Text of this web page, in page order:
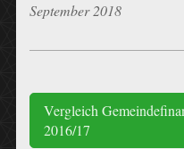
September 2018
Vergleich
2016/17